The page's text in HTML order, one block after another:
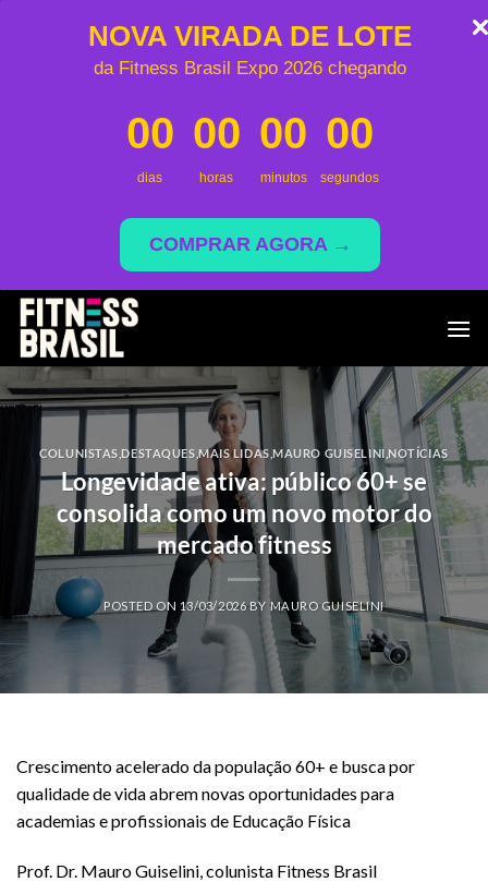
NOVA VIRADA DE LOTE
da Fitness Brasil Expo 2026 chegando
00
dias
00
horas
00
minutos
00
segundos
COMPRAR AGORA →
Skip
content
COLUNISTAS DESTAQUES MAIS LIDAS ,MAURO GUISELINI NOTÍCIAS
Longevidade ativa: público 60+ se
consolida como um novo motor do
mercado fitness
POSTED ON 13/03/2026BYMAURO GUISELINI
Crescimento acelerado da população 60+ e busca por
qualidade de vida abrem novas oportunidades para
academias e profissionais de Educação Física
Prof. Dr. Mauro Guiselini, colunista Fitness Brasil